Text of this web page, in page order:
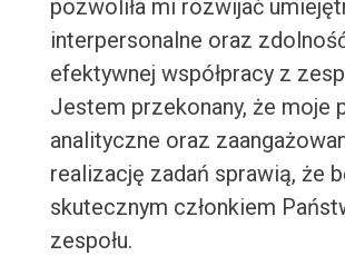
pozwoliła mi rozwijać
interpersonalne oraz
efektywnej współpracy z
Jestem przekonany, że moje
analityczne oraz
realizację zadań sprawią, że
skutecznym członkiem
zespołu.